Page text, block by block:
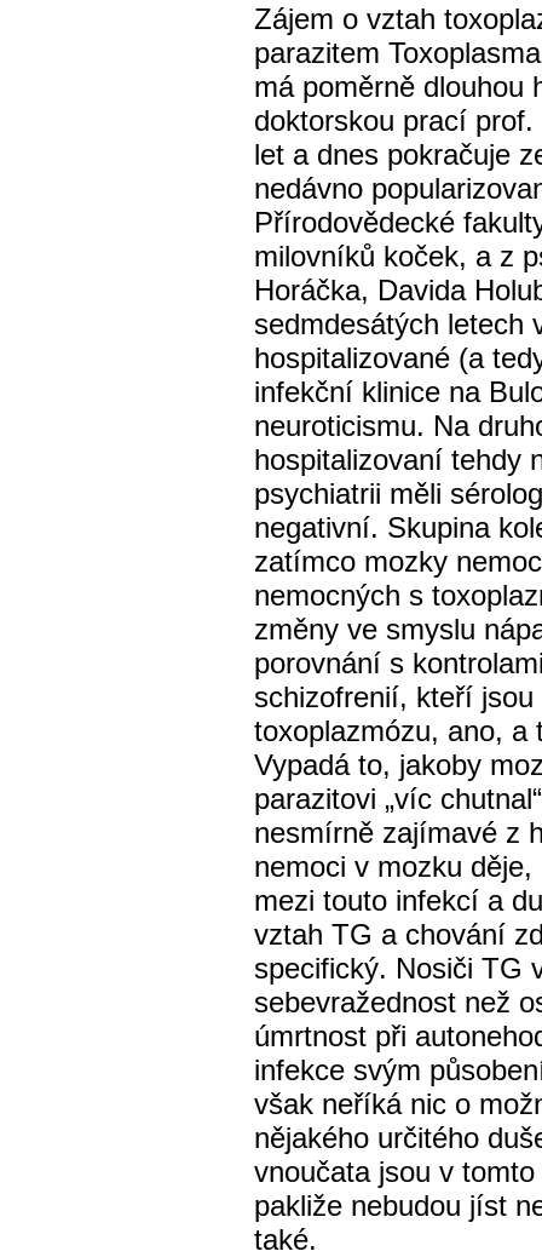
Zájem o vztah
parazitem
má poměrně dlouhou
doktorskou prací
let a dnes pokračuje
nedávno
Přírodovědecké
milovníků koček, a z
Horáčka, Davida
sedmdesátých letech
hospitalizované (a
infekční klinice na
neuroticismu. Na
hospitalizovaní tehdy
psychiatrii měli
negativní. Skupina
zatímco mozky
nemocných s
změny ve smyslu
porovnání s
schizofrenií, kteří
toxoplazmózu, ano, a
Vypadá to, jakoby
parazitovi „víc
nesmírně zajímavé z
nemoci v mozku
mezi touto infekcí a
vztah TG a chování
specifický. Nosiči TG
sebevražednost než
úmrtnost při
infekce svým
však neříká nic o
nějakého určitého
vnoučata jsou v
pakliže nebudou jíst
také.